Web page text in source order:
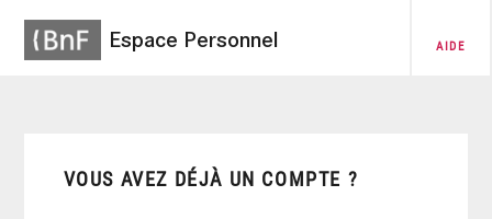
Espace Personnel AIDE
VOUS AVEZ DÉJÀ UN COMPTE ?